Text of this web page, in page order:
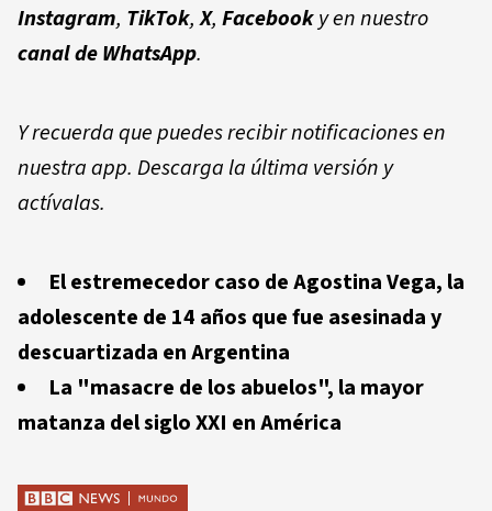
Instagram, TikTok,X, Facebooky en nuestro
canal de WhatsApp.
Y recuerda que puedes recibir notificaciones en
nuestra app. Descarga la última versión y
actívalas.
El estremecedor caso de Agostina Vega, la
adolescente de 14 años que fue asesinada y
descuartizada en Argentina
La "masacre de los abuelos", la mayor
matanza del siglo XXI en América